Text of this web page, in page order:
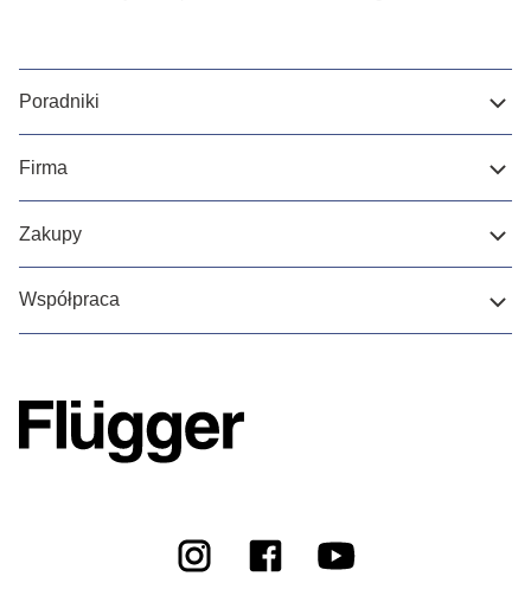
Poradniki
Firma
Zakupy
Współpraca